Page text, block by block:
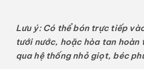
Lưu ý: Có thể bón trực tiếp
tưới nước, hoặc hòa tan hoàn
qua hệ thống nhỏ giọt, béc